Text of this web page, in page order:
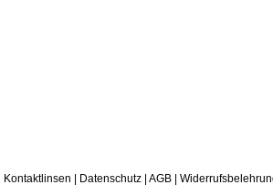
Kontaktlinsen Datenschutz AGB